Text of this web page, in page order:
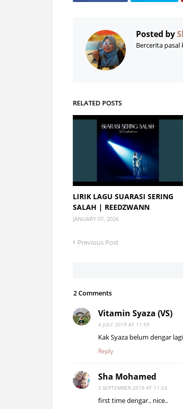
Posted by
Bercerita
RELATED POSTS
LIRIK LAGU SUARASI SERING
SALAH | REEDZWANN
JANUARY 07, 2026
Previous Post
2 Comments
Vitamin Syaza (VS)
4 JULY 2019 AT 11:59
Kak Syaza belum dengar
Reply
Sha Mohamed
3 SEPTEMBER 2019 AT 11:54
first time dengar.. nice..